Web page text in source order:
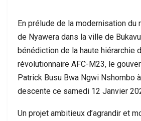
En prélude de la modernisation du
de Nyawera dans la ville de
bénédiction de la haute hiérarchie
révolutionnaire AFC-M23, le
Patrick Busu Bwa Ngwi Nshombo
descente ce samedi 12 Janvier
Un projet ambitieux d’agrandir et